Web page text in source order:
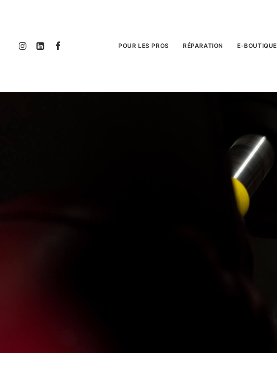
POUR LES PROS RÉPARATION E-BOUTIQUE